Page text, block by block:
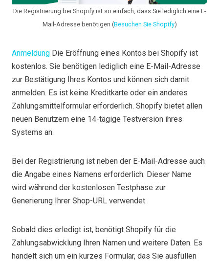
Die Registrierung bei Shopify ist so einfach, dass Sie lediglich eine E-
Mail-Adresse benötigen (Besuchen Sie Shopify)
Anmeldung Die Eröffnung eines Kontos bei Shopify ist
kostenlos. Sie benötigen lediglich eine E-Mail-Adresse
zur Bestätigung Ihres Kontos und können sich damit
anmelden. Es ist keine Kreditkarte oder ein anderes
Zahlungsmittelformular erforderlich. Shopify bietet allen
neuen Benutzern eine 14-tägige Testversion ihres
Systems an.
Bei der Registrierung ist neben der E-Mail-Adresse auch
die Angabe eines Namens erforderlich. Dieser Name
wird während der kostenlosen Testphase zur
Generierung Ihrer Shop-URL verwendet.
Sobald dies erledigt ist, benötigt Shopify für die
Zahlungsabwicklung Ihren Namen und weitere Daten. Es
handelt sich um ein kurzes Formular, das Sie ausfüllen